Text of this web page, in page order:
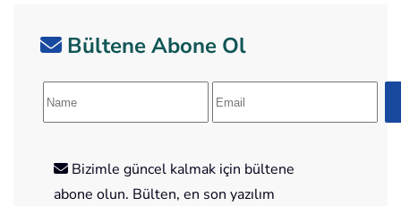
Bültene Abone Ol
Bizimle güncel kalmak için bültene
abone olun. Bülten, en son yazılım